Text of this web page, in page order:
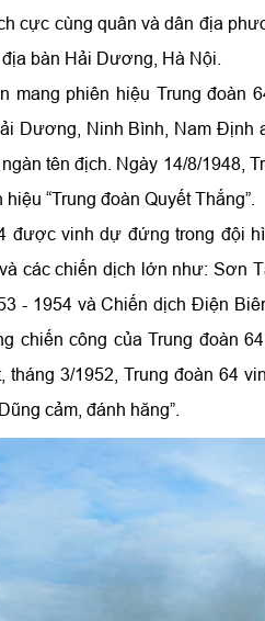
cực cùng quân và dân địa
bàn Hải Dương, Hà Nội.
mang phiên hiệu Trung
Dương, Ninh Bình, Nam Định
tên địch. Ngày 14/8/1948,
“Trung đoàn Quyết Thắng”.
được vinh dự đứng trong đội
các chiến dịch lớn như: Sơn
- 1954 và Chiến dịch Điện
chiến công của Trung đoàn
tháng 3/1952, Trung đoàn 64
cảm, đánh hăng”.